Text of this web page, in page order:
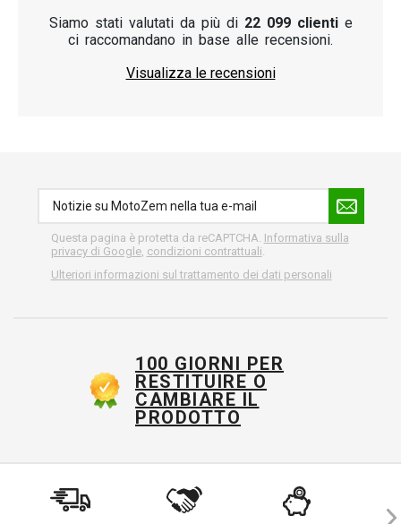
Siamo stati valutati da più di 22 099 clientie
ci raccomandano in base alle recensioni.
Visualizza le recensioni
Questa pagina è protetta da reCAPTCHA. Informativa sulla
privacy di Google, condizioni contrattuali.
Ulteriori informazioni sul trattamento dei dati personali
100 GIORNI PER
RESTITUIRE O
CAMBIARE IL
PRODOTTO